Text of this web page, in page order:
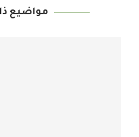
مواضيع